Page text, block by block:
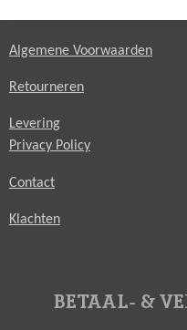
Algemene Voorwaarden
Retourneren
Levering
Privacy Policy
Contact
Klachten
BETAAL- &